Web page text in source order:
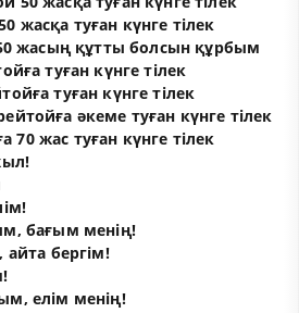
жасқа туған күнге тілек
50 жасың құтты болсын құрбым
туған күнге тілек
туған күнге тілек
әкеме туған күнге тілек
жас туған күнге тілек
бағым менің!
айта бергім!
елім менің!